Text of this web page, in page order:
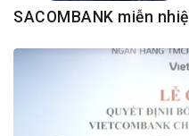
SACOMBANK miễn